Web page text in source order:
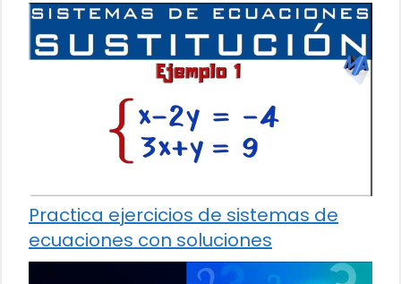
Practica ejercicios de sistemas de
ecuaciones con soluciones